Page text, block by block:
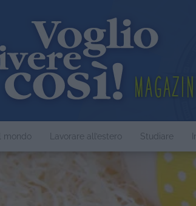
mondo Lavorare all’estero Studiare